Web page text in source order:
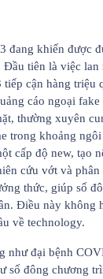
đang khiến được
tiên là việc
cận hàng triệu
cáo ngoại
thường xuyên
trong khoảng
cấp độ new, tạo
cứu vớt và
thức, giúp số
Điều này không
về technology.
như đại bệnh
số đông chương